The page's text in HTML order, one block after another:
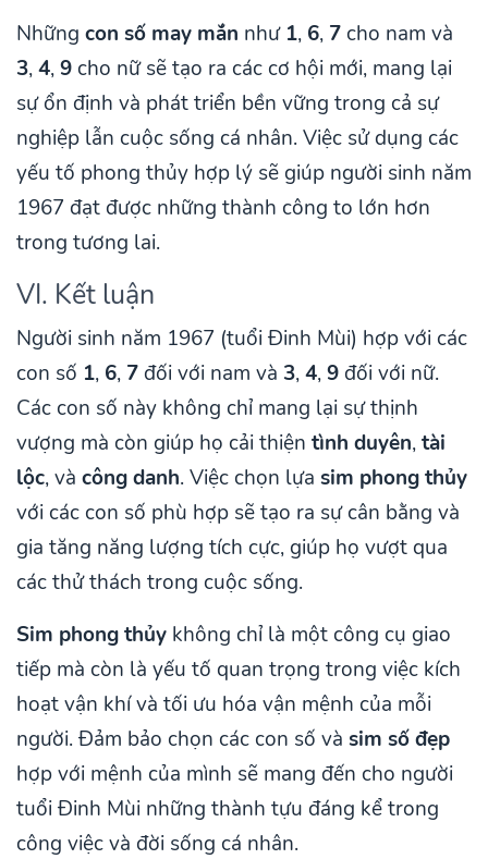
Những con số may mắn như 1, 6, 7 cho nam và
3,4,9 cho nữ sẽ tạo ra các cơ hội mới, mang lại
sự ổn định và phát triển bền vững trong cả sự
nghiệp lẫn cuộc sống cá nhân. Việc sử dụng các
yếu tố phong thủy hợp lý sẽ giúp người sinh năm
1967 đạt được những thành công to lớn hơn
trong tương lai.
VI. Kết luận
Người sinh năm 1967 (tuổi Đinh Mùi) hợp với các
con số 1, 6, 7 đối với nam và 3,4,9 đối với nữ.
Các con số này không chỉ mang lại sự thịnh
vượng mà còn giúp họ cải thiện tình duyên,tài
lộc, và công danh. Việc chọn lựa sim phong thủy
với các con số phù hợp sẽ tạo ra sự cân bằng và
gia tăng năng lượng tích cực, giúp họ vượt qua
các thử thách trong cuộc sống.
Sim phong thủy không chỉ là một công cụ giao
tiếp mà còn là yếu tố quan trọng trong việc kích
hoạt vận khí và tối ưu hóa vận mệnh của mỗi
người. Đảm bảo chọn các con số và sim số đẹp
hợp với mệnh của mình sẽ mang đến cho người
tuổi Đinh Mùi những thành tựu đáng kể trong
công việc và đời sống cá nhân.